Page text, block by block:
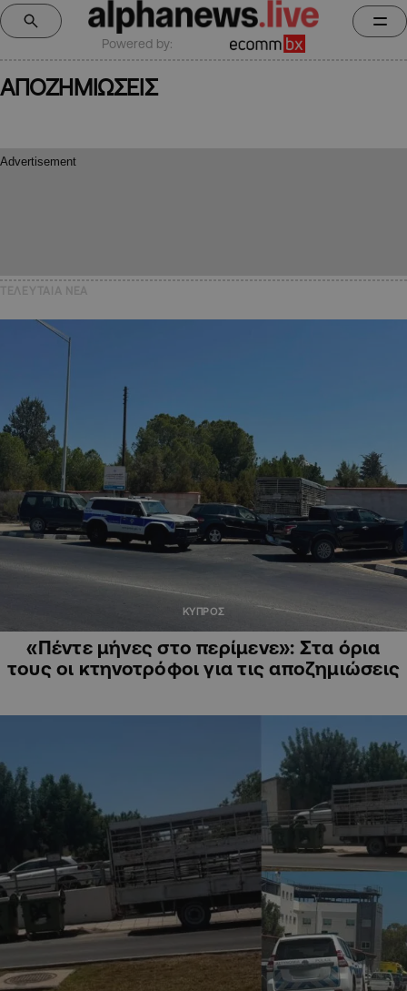
Powered by:
ΑΠΟΖΗΜΙΩΣΕΙΣ
ΚΥΠΡΟΣ
«Πέντε μήνες στο περίμενε»: Στα όρια
τους οι κτηνοτρόφοι για τις αποζημιώσεις